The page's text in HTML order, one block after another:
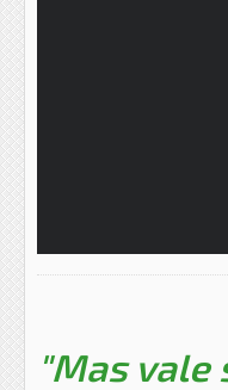
"Mas vale